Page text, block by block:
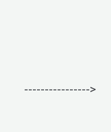
---------------->